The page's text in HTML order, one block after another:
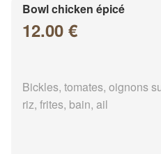
Bowl chicken épicé
12.00 €
Bickles, tomates, oignons
riz, frites, bain, ail